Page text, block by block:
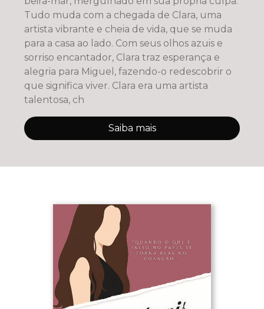
Tudo muda com a chegada de Clara, uma
artista vibrante e cheia de vida, que se muda
para a casa ao lado. Com seus olhos azuis e
sorriso encantador, Clara traz esperança e
alegria para Miguel, fazendo-o redescobrir o
que significa viver. Clara era uma artista
talentosa, ch
Saiba mais